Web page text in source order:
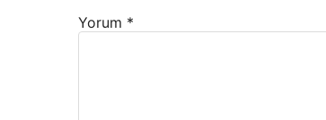
Yorum *